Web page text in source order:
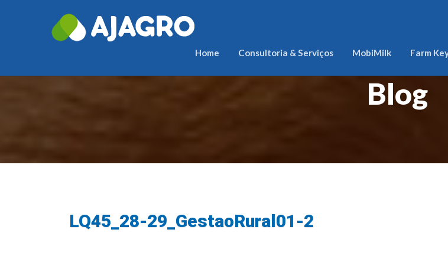
Home Consultoria & Serviços MobiMilk Farm
Blog
LQ45_28-29_GestaoRural01-2